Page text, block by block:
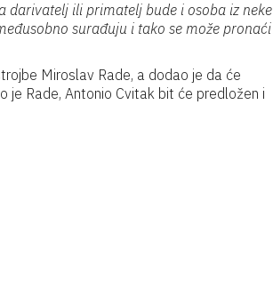
darivatelj ili primatelj bude i osoba iz neke
surađuju i tako se može pronaći
Miroslav Rade, a dodao je da će
je Rade, Antonio Cvitak bit će predložen i